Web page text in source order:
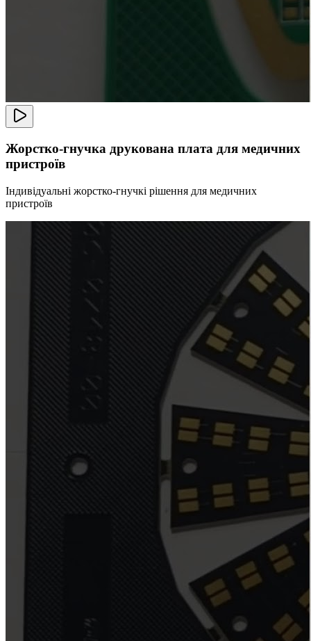
Жорстко-гнучка друкована плата для медичних
пристроїв
Індивідуальні жорстко-гнучкі рішення для медичних
пристроїв